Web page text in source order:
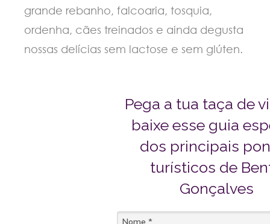
grande rebanho, falcoaria, tosquia,
ordenha, cães treinados e ainda degusta
nossas delícias sem lactose e sem glúten.
Pega a tua taça de
baixe esse guia
dos principais
turísticos de
Gonçalves